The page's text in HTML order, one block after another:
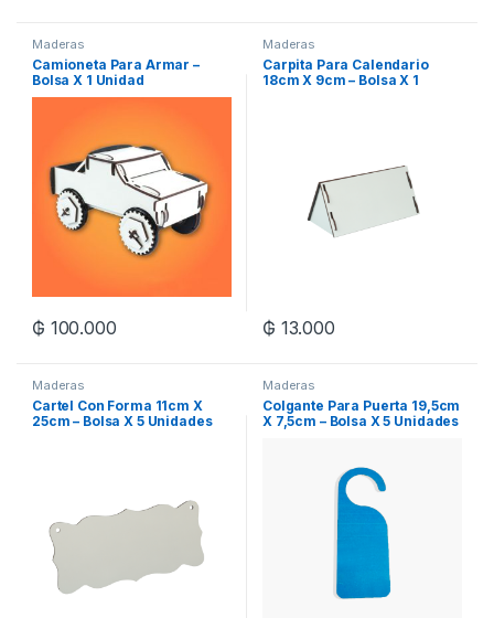
Maderas
Camioneta Para Armar –
Bolsa X 1 Unidad
₲ 100.000
Maderas
Carpita Para Calendario
18cm X 9cm – Bolsa X 1
₲ 13.000
Maderas
Cartel Con Forma 11cm X
25cm – Bolsa X 5 Unidades
Maderas
Colgante Para Puerta 19,5cm
X 7,5cm – Bolsa X 5 Unidades